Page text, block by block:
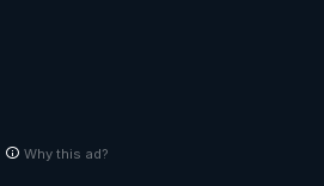
Why this ad?